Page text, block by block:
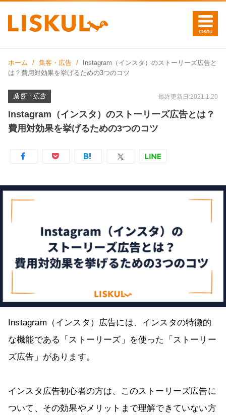
ホーム 集客・広告
Instagram（インスタ）のストーリーズ広告と
は？費用対効果を挙げるための3つのコツ
集客・広告 最終更新日:2021.1.20
Instagram（インスタ）のストーリーズ広告とは？
費用対効果を挙げるための3つのコツ
Instagram（インスタ）広告には、インスタの特徴的
な機能である「ストーリーズ」を使った「ストーリー
ズ広告」があります。
インスタ広告初心者の方は、このストーリーズ広告に
ついて、その効果やメリットまで理解できていない方